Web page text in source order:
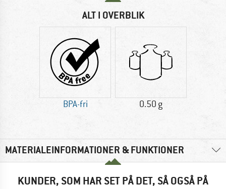
ALT I OVERBLIK
BPA-fri 0.50 g
MATERIALEINFORMATIONER & FUNKTIONER
KUNDER, SOM HAR SET PÅ DET, SÅ OGSÅ PÅ